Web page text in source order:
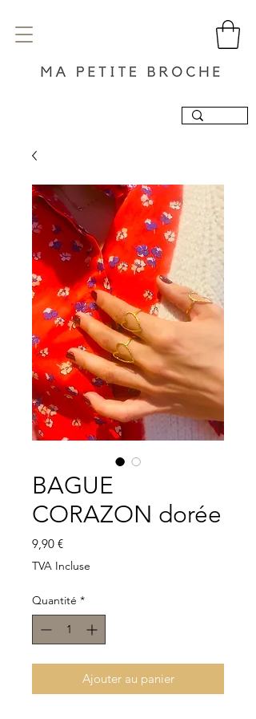
BAGUE
CORAZON dorée
9,90 €Prix
TVA Incluse
Quantité *
Ajouter au panier